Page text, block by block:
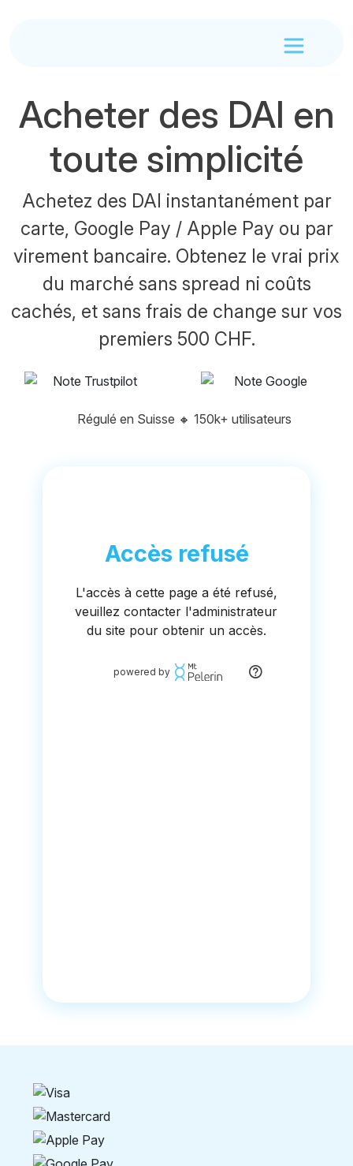
Acheter des DAI en
toute simplicité
Achetez des DAI instantanément par
carte, Google Pay / Apple Pay ou par
virement bancaire. Obtenez le vrai prix
du marché sans spread ni coûts
cachés, et sans frais de change sur vos
premiers 500 CHF.
Régulé en Suisse 🔸 150k+ utilisateurs